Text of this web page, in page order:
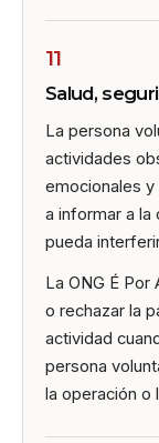
11
Salud,
La persona
actividades
emocionales
a informar a la
pueda
La ONG É
o rechazar la
actividad
persona
la operación o